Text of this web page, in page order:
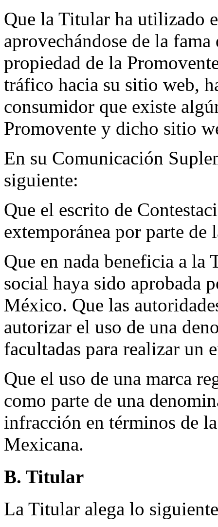
Que la Titular ha utilizado
aprovechándose de la
propiedad de la
tráfico hacia su sitio web,
consumidor que existe
Promovente y dicho sitio
En su Comunicación
siguiente:
Que el escrito de
extemporánea por parte de
Que en nada beneficia a
social haya sido aprobada
México. Que las
autorizar el uso de una
facultadas para realizar un
Que el uso de una marca
como parte de una
infracción en términos de
Mexicana.
B. Titular
La Titular alega lo